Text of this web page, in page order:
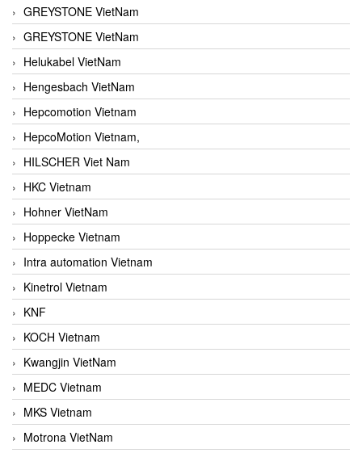
GREYSTONE VietNam
GREYSTONE VietNam
Helukabel VietNam
Hengesbach VietNam
Hepcomotion Vietnam
HepcoMotion Vietnam,
HILSCHER Viet Nam
HKC Vietnam
Hohner VietNam
Hoppecke Vietnam
Intra automation Vietnam
Kinetrol Vietnam
KNF
KOCH Vietnam
Kwangjin VietNam
MEDC Vietnam
MKS Vietnam
Motrona VietNam